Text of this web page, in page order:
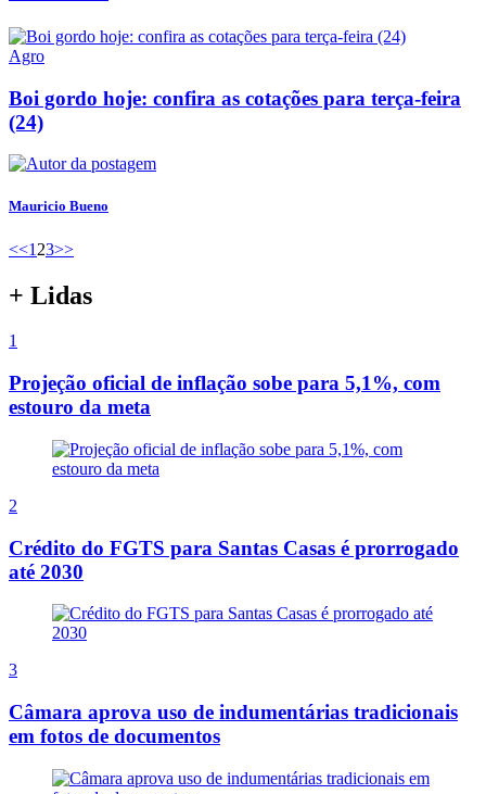
Agro
Boi gordo hoje: confira as cotações para terça-feira
(24)
Mauricio Bueno
<<1 23>>
+ Lidas
1
Projeção oficial de inflação sobe para 5,1%, com
estouro da meta
2
Crédito do FGTS para Santas Casas é prorrogado
até 2030
3
Câmara aprova uso de indumentárias tradicionais
em fotos de documentos